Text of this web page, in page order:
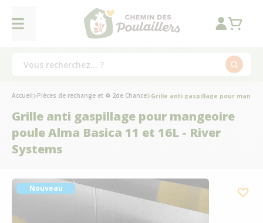
Accueil Pièces de rechange et ♻ 2de Chance Grille anti gaspillage pour
Grille anti gaspillage pour mangeoire
poule Alma Basica 11 et 16L - River
Systems
Nouveau